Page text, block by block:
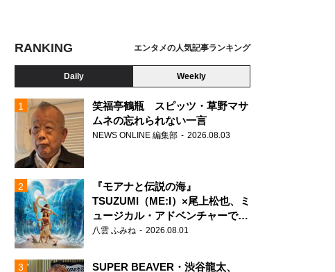
RANKING エンタメの人気記事ランキング
Daily Weekly
笑福亭鶴瓶 スピッツ・草野マサ
ムネの忘れられない一言
NEWS ONLINE 編集部 2026.08.03
『モアナと伝説の海』
TSUZUMI（ME:I）×尾上松也、ミ
ュージカル・アドベンチャーで美
声を響かせる
八雲 ふみね 2026.08.01
SUPER BEAVER・渋谷龍太、